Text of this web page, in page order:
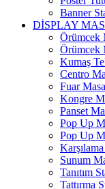
Banner
DİSPLAY
Örümcek
Örümcek
Kumaş
Centro
Fuar
Kongre
Panset
Pop Up
Pop Up
Sunum
Tanıtım
Tattırma